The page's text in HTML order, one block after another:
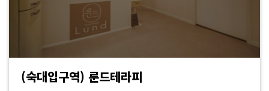
가
(숙대입구역) 룬드테라피